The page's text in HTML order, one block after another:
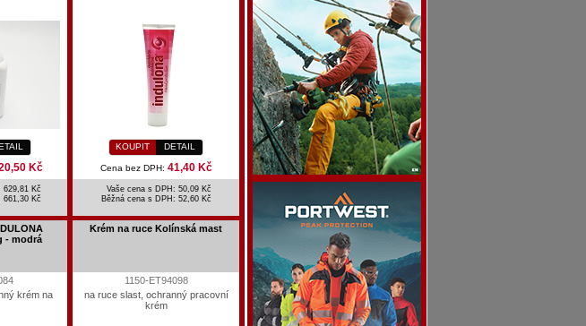
Kč
629,81 Kč
661,30 Kč
KOUPIT DETAIL
Cena bez DPH: 41,40 Kč
Vaše cena s DPH: 50,09 Kč
Běžná cena s DPH: 52,60 Kč
- modrá
krém na
Krém na ruce Kolínská mast
1150-ET94098
na ruce slast, ochranný pracovní
krém